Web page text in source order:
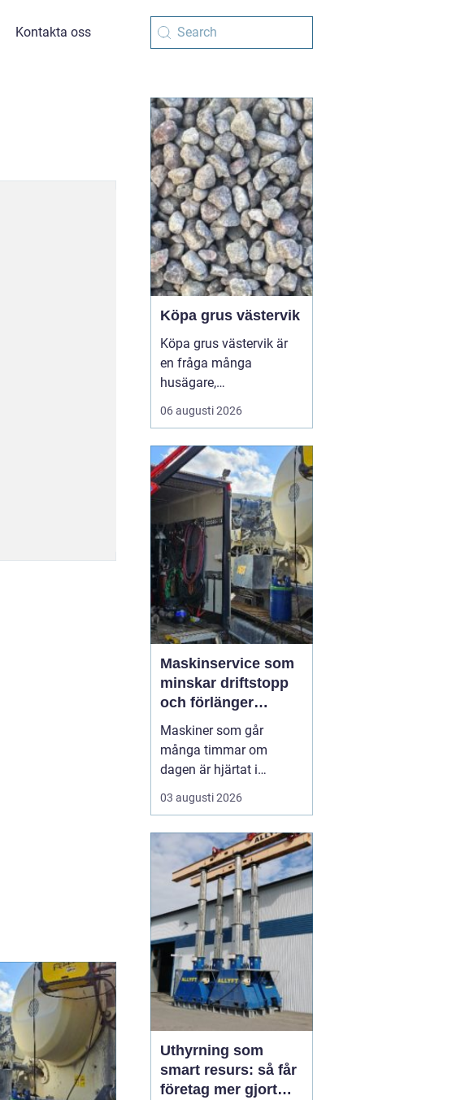
Kontakta oss
Köpa grus västervik
Köpa grus västervik är
en fråga många
husägare,
markentreprenörer och
fritidshusägare i
när nya projekt ska i
gång. Rätt sorts grus gör
skillnad för allt från en
enkel trädgårdsgång till
en tungt trafikerad
uppfart eller en s...
06 augusti 2026
Maskinservice som
minskar driftstopp
och förlänger
livslängden
Maskiner som går
många timmar om
dagen är hjärtat i
entreprenad, skog och
lantbruk. När de stannar,
genomtänkt
maskinservice intebara
en kostnad, utan ett sätt
a...
03 augusti 2026
Uthyrning som
smart resurs: så får
företag mer gjort